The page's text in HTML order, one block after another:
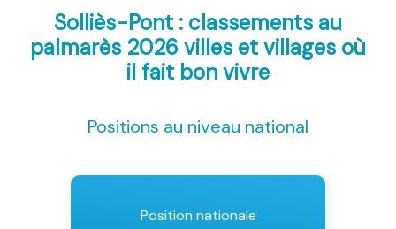
Solliès-Pont : classements au
palmarès 2026 villes et villages où
il fait bon vivre
Positions au niveau national
Position nationale